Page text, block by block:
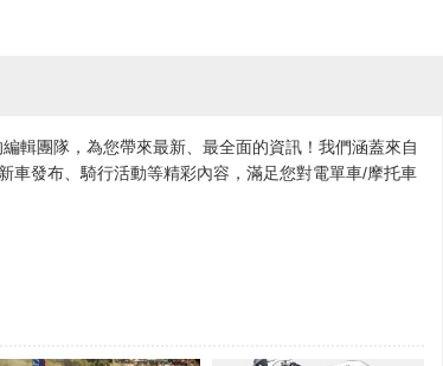
輯團隊，為您帶來最新、最全面的資訊！我們涵蓋來自
車發布、騎行活動等精彩內容，滿足您對電單車/摩托車